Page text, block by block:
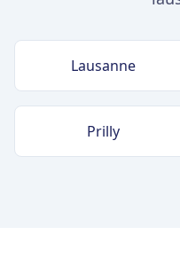
Lausanne
Prilly